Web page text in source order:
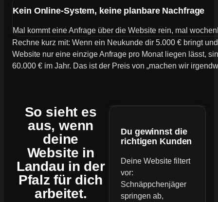
Kein Online-System, keine planbare Nachfrage
Mal kommt eine Anfrage über die Website rein, mal
Rechne kurz mit: Wenn ein Neukunde dir 5.000 € bringt
Website nur eine einzige Anfrage pro Monat liegen lässt,
60.000 € im Jahr. Das ist der Preis von „machen wir
So sieht es
aus, wenn
deine
Website in
Landau in der
Pfalz für dich
arbeitet.
Du gewinnst die
richtigen Kunden
Deine Website filtert
vor:
Schnäppchenjäger
springen ab,